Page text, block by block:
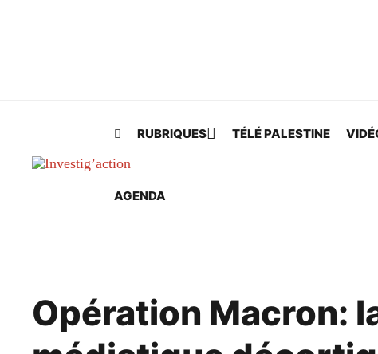
RUBRIQUES TÉLÉ PALESTINE
AGENDA
Opération Macron: